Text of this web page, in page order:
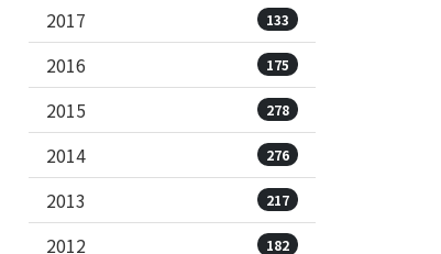
2017 133
2016 175
2015 278
2014 276
2013 217
2012 182